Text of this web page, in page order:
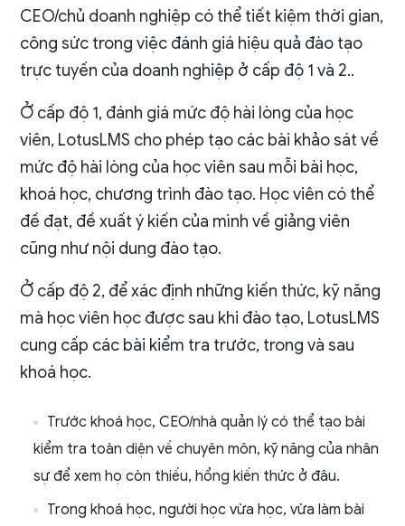
CEO/chủ doanh nghiệp có thể tiết kiệm thời gian,
công sức trong việc đánh giá hiệu quả đào tạo
trực tuyến của doanh nghiệp ở cấp độ 1 và 2..
Ở cấp độ 1, đánh giá mức độ hài lòng của học
viên, LotusLMS cho phép tạo các bài khảo sát về
mức độ hài lòng của học viên sau mỗi bài học,
khoá học, chương trình đào tạo. Học viên có thể
đề đạt, đề xuất ý kiến của mình về giảng viên
cũng như nội dung đào tạo.
Ở cấp độ 2, để xác định những kiến thức, kỹ năng
mà học viên học được sau khi đào tạo, LotusLMS
cung cấp các bài kiểm tra trước, trong và sau
khoá học.
Trước khoá học, CEO/nhà quản lý có thể tạo bài
kiểm tra toàn diện về chuyên môn, kỹ năng của nhân
sự để xem họ còn thiếu, hổng kiến thức ở đâu.
Trong khoá học, người học vừa học, vừa làm bài